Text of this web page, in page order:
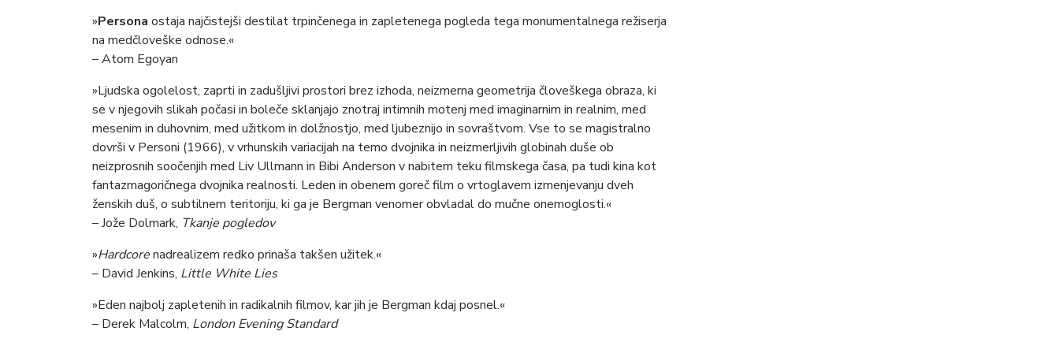
»Persona ostaja najčistejši destilat trpinčenega in zapletenega pogleda tega monumentalnega režiserja
na medčloveške odnose.«
– Atom Egoyan
»Ljudska ogolelost, zaprti in zadušljivi prostori brez izhoda, neizmerna geometrija človeškega obraza, ki
se v njegovih slikah počasi in boleče sklanjajo znotraj intimnih motenj med imaginarnim in realnim, med
mesenim in duhovnim, med užitkom in dolžnostjo, med ljubeznijo in sovraštvom. Vse to se magistralno
dovrši v Personi (1966), v vrhunskih variacijah na temo dvojnika in neizmerljivih globinah duše ob
neizprosnih soočenjih med Liv Ullmann in Bibi Anderson v nabitem teku filmskega časa, pa tudi kina kot
fantazmagoričnega dvojnika realnosti. Leden in obenem goreč film o vrtoglavem izmenjevanju dveh
ženskih duš, o subtilnem teritoriju, ki ga je Bergman venomer obvladal do mučne onemoglosti.«
– Jože Dolmark, Tkanje pogledov
»Hardcorenadrealizem redko prinaša takšen užitek.«
– David Jenkins, Little White Lies
»Eden najbolj zapletenih in radikalnih filmov, kar jih je Bergman kdaj posnel.«
– Derek Malcolm, London Evening Standard